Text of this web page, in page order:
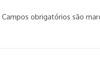
Campos obrigatórios são